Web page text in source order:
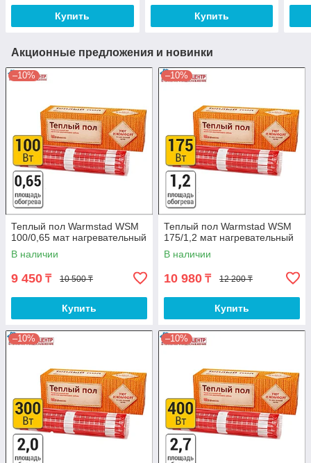
Купить Купить
Акционные предложения и новинки
–10%
Теплый пол Warmstad WSM
100/0,65 мат нагревательный
В наличии
9 450 ₸ 10 500 ₸
Купить
–10%
Теплый пол Warmstad WSM
175/1,2 мат нагревательный
В наличии
10 980 ₸ 12 200 ₸
Купить
–10% –10%